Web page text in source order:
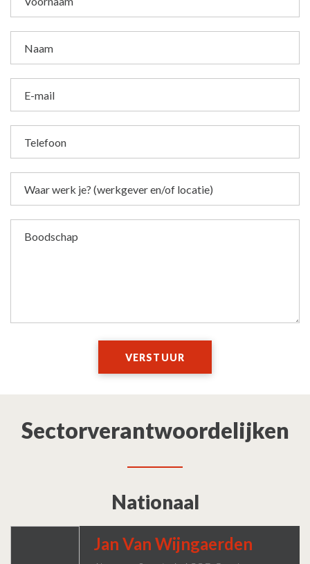
Naam
E-mail
Telefoon
Waar werk je? (werkgever en/of locatie)
Boodschap
VERSTUUR
Sectorverantwoordelijken
Nationaal
Jan Van Wijngaerden